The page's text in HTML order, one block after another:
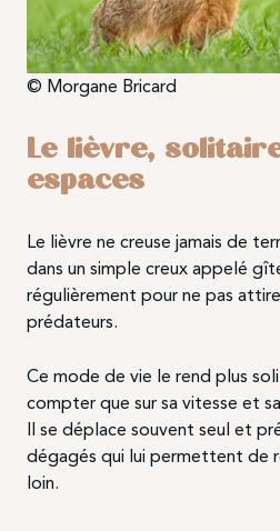
© Morgane Bricard
Le lièvre,
espaces
Le lièvre ne creuse jamais de
dans un simple creux appelé
régulièrement pour ne pas
prédateurs.
Ce mode de vie le rend plus
compter que sur sa vitesse et
Il se déplace souvent seul et
dégagés qui lui permettent de
loin.